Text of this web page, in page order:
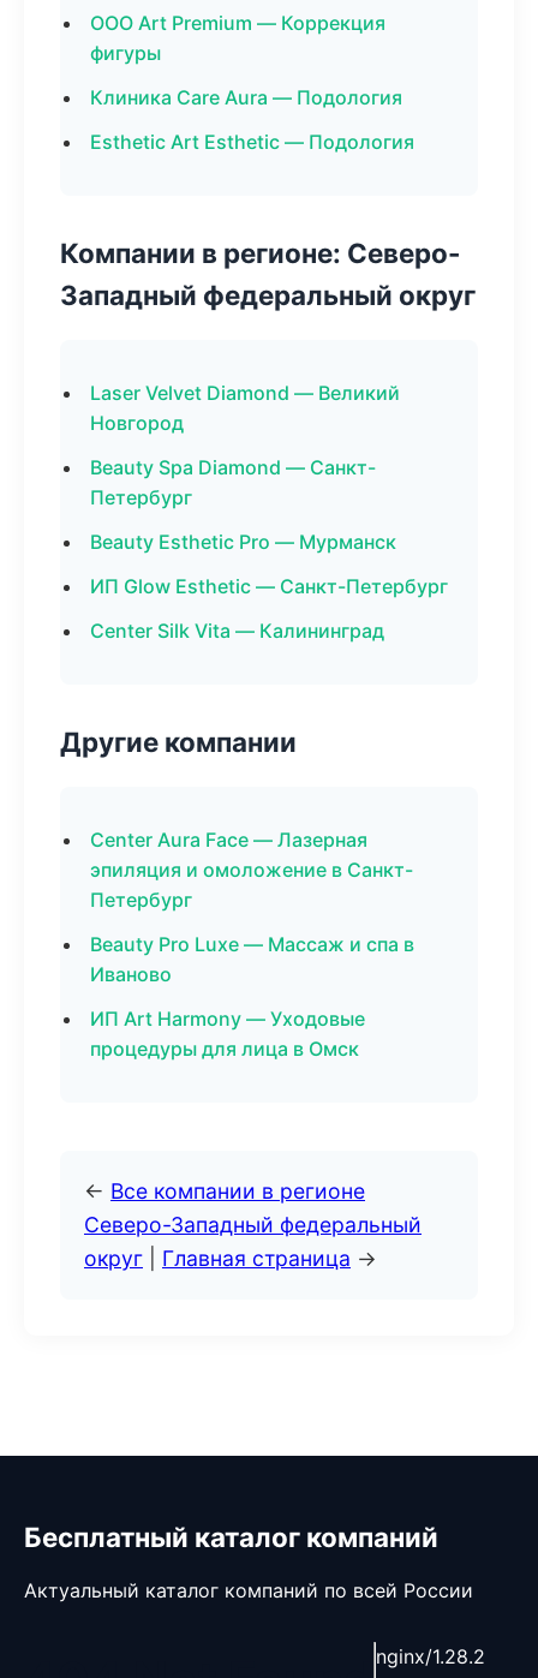
ООО Art Premium — Коррекция
фигуры
Клиника Care Aura — Подология
Esthetic Art Esthetic — Подология
Компании в регионе: Северо-
Западный федеральный округ
Laser Velvet Diamond — Великий
Новгород
Beauty Spa Diamond — Санкт-
Петербург
Beauty Esthetic Pro — Мурманск
ИП Glow Esthetic — Санкт-Петербург
Center Silk Vita — Калининград
Другие компании
Center Aura Face — Лазерная
эпиляция и омоложение в Санкт-
Петербург
Beauty Pro Luxe — Массаж и спа в
Иваново
ИП Art Harmony — Уходовые
процедуры для лица в Омск
← Все компании в регионе
Северо-Западный федеральный
округ
Главная страница →
Бесплатный каталог компаний
Актуальный каталог компаний по всей России
nginx/1.28.2